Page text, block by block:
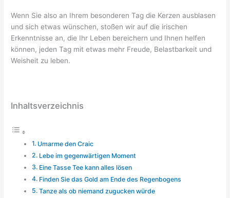
Wenn Sie also an Ihrem besonderen Tag die Kerzen ausblasen
und sich etwas wünschen, stoßen wir auf die irischen
Erkenntnisse an, die Ihr Leben bereichern und Ihnen helfen
können, jeden Tag mit etwas mehr Freude, Belastbarkeit und
Weisheit zu leben.
Inhaltsverzeichnis
Umarme den Craic
Lebe im gegenwärtigen Moment
Eine Tasse Tee kann alles lösen
Finden Sie das Gold am Ende des Regenbogens
Tanze als ob niemand zugucken würde